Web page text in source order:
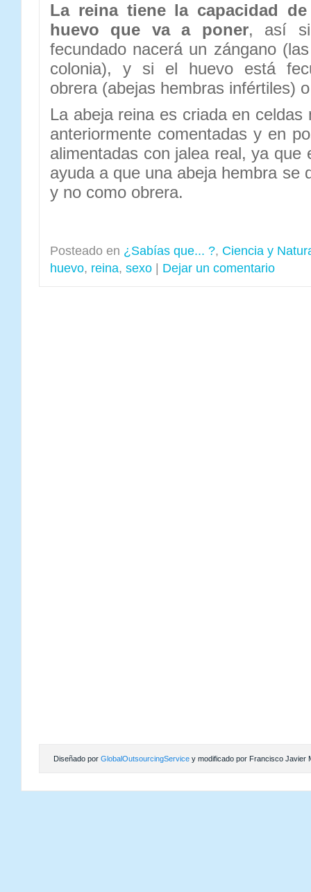
La reina tiene la capacidad
huevo que va a poner, así si
fecundado nacerá un zángano
colonia), y si el huevo está
obrera (abejas hembras infértiles)
La abeja reina es criada en celdas
anteriormente comentadas y en
alimentadas con jalea real, ya que
ayuda a que una abeja hembra se
y no como obrera.
Posteado en ¿Sabías que... ?, Ciencia y
huevo, reina, sexo Dejar un comentario
Diseñado por GlobalOutsourcingService y modificado por Francisco Javier